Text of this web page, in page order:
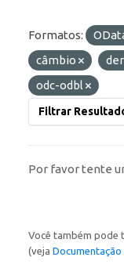
Formatos:
câmbio
odc-odbl
Filtrar
Por favor tente
Você também pode
(veja Documentação